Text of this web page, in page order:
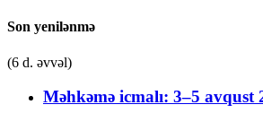
Son yenilənmə
(6 d. əvvəl)
Məhkəmə icmalı: 3–5 avqust